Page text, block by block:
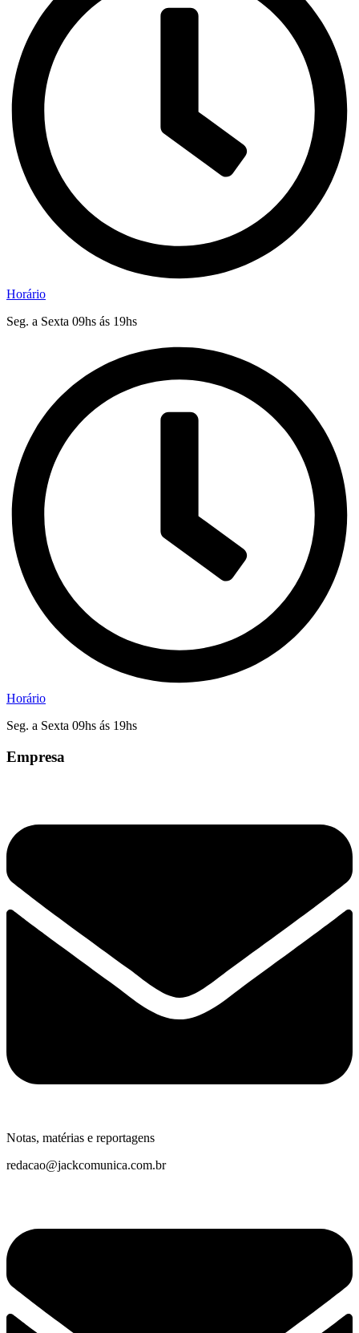
Horário
Seg. a Sexta 09hs ás 19hs
Horário
Seg. a Sexta 09hs ás 19hs
Empresa
Notas, matérias e reportagens
redacao@jackcomunica.com.br